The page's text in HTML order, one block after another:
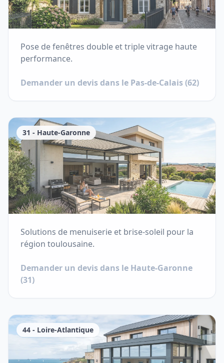
Pose de fenêtres double et triple vitrage haute
performance.
Demander un devis dans le Pas-de-Calais(62)
31 - Haute-Garonne
Solutions de menuiserie et brise-soleil pour la
région toulousaine.
Demander un devis dans le Haute-Garonne
(31)
44 - Loire-Atlantique